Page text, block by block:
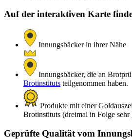
Auf der interaktiven Karte
Innungsbäcker in ihrer Nähe
Innungsbäcker, die an
Brotinstituts teilgenommen haben.
Produkte mit einer
Brotinstituts (dreimal in Folge sehr
Geprüfte Qualität vom